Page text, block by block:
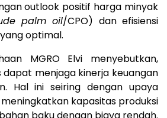
outlook positif harga minyak
palm oil/CPO) dan efisiensi
optimal.
MGRO Elvi menyebutkan,
menjaga kinerja keuangan
Hal ini seiring dengan upaya
kapasitas produksi